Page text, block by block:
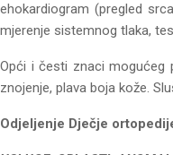
ehokardiogram (pregled
mjerenje sistemnog tlaka,
Opći i česti znaci mogućeg
znojenje, plava boja kože.
Odjeljenje Dječje